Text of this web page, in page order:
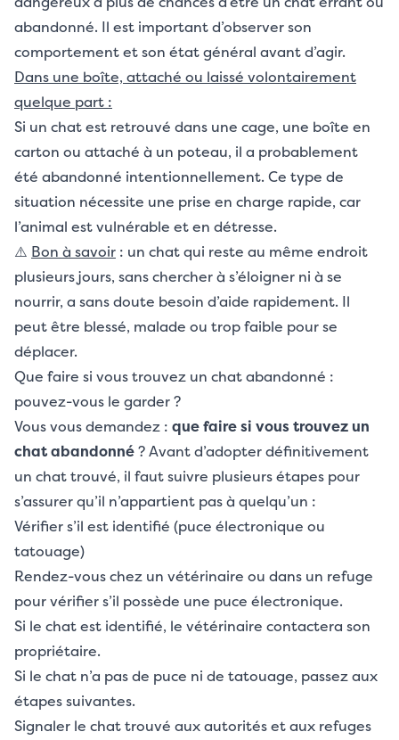
abandonné. Il est important d’observer son
comportement et son état général avant d’agir.
Dans une boîte, attaché ou laissé volontairement
quelque part :
Si un chat est retrouvé dans une cage, une boîte en
carton ou attaché à un poteau, il a probablement
été abandonné intentionnellement. Ce type de
situation nécessite une prise en charge rapide, car
l’animal est vulnérable et en détresse.
⚠️ Bon à savoir : un chat qui reste au même endroit
plusieurs jours, sans chercher à s’éloigner ni à se
nourrir, a sans doute besoin d’aide rapidement. Il
peut être blessé, malade ou trop faible pour se
déplacer.
Que faire si vous trouvez un chat abandonné :
pouvez-vous le garder ?
Vous vous demandez : que faire si vous trouvez un
chat abandonné? Avant d’adopter définitivement
un chat trouvé, il faut suivre plusieurs étapes pour
s’assurer qu’il n’appartient pas à quelqu’un :
Vérifier s’il est identifié (puce électronique ou
tatouage)
Rendez-vous chez un vétérinaire ou dans un refuge
pour vérifier s’il possède une puce électronique.
Si le chat est identifié, le vétérinaire contactera son
propriétaire.
Si le chat n’a pas de puce ni de tatouage, passez aux
étapes suivantes.
Signaler le chat trouvé aux autorités et aux refuges